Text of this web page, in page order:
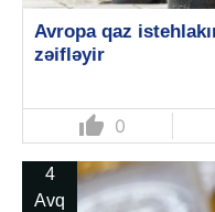
Avropa qaz
zəifləyir
thumb_up 0
4
Avq